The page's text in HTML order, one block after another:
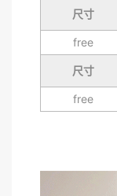
尺寸
free
尺寸
free